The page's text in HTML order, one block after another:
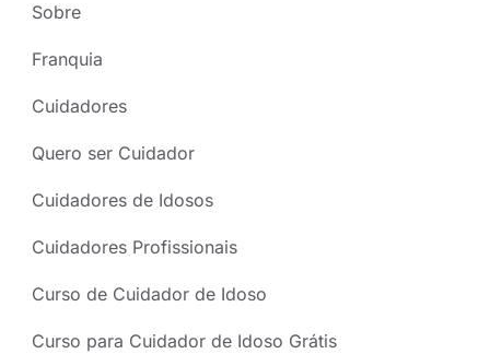
Sobre
Franquia
Cuidadores
Quero ser Cuidador
Cuidadores de Idosos
Cuidadores Profissionais
Curso de Cuidador de Idoso
Curso para Cuidador de Idoso Grátis